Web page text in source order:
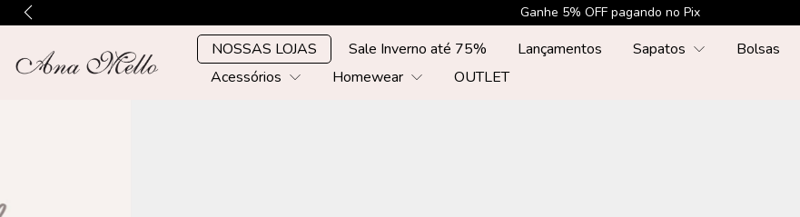
Ganhe 5% OFF pagando no Pix
NOSSAS LOJAS Sale Inverno até 75% Lançamentos Sapatos
Bolsas
Acessórios
Homewear OUTLET